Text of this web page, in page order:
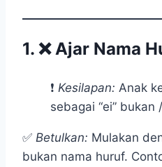
1. ❌ Ajar Nama
❗ Kesilapan: Anak
sebagai “ei” bukan
✅ Betulkan: Mulakan
bukan nama huruf.